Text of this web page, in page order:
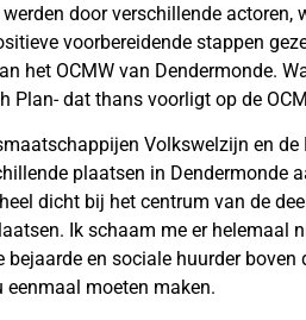
door verschillende actoren,
voorbereidende stappen
het OCMW van Dendermonde.
Plan- dat thans voorligt op de
Volkswelzijn en
plaatsen in Dendermonde
dicht bij het centrum van de
Ik schaam me er helemaal
bejaarde en sociale huurder
moeten maken.